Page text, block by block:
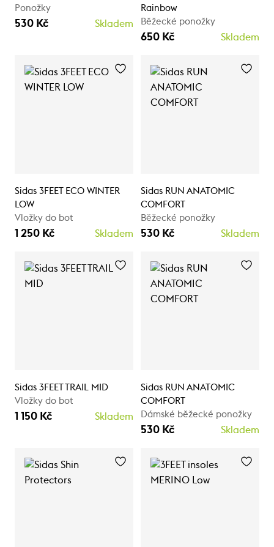
Ponožky
530 Kč Skladem
Rainbow
Běžecké ponožky
650 Kč Skladem
Sidas 3FEET ECO WINTER
LOW
Vložky do bot
1 250 Kč Skladem
Sidas RUN ANATOMIC
COMFORT
Běžecké ponožky
530 Kč Skladem
Sidas 3FEET TRAIL MID
Vložky do bot
1 150 Kč Skladem
Sidas RUN ANATOMIC
COMFORT
Dámské běžecké ponožky
530 Kč Skladem